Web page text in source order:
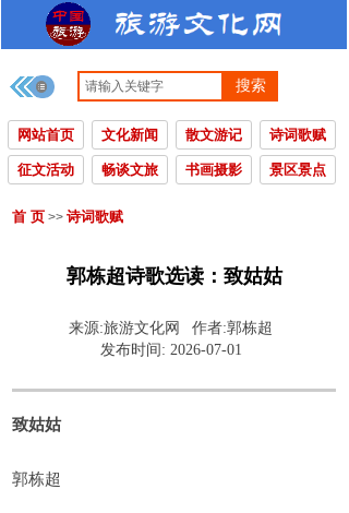
搜索
网站首页 文化新闻 散文游记 诗词歌赋
征文活动 畅谈文旅 书画摄影 景区景点
首 页 >> 诗词歌赋
郭栋超诗歌选读：致姑姑
来源:旅游文化网 作者:郭栋超
发布时间: 2026-07-01
致姑姑
郭栋超